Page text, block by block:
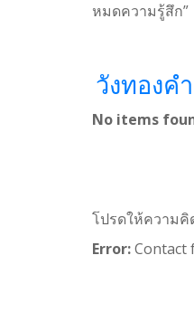
หมดความรู้สึก”
วังทองค
No items
โปรดให้ความ
Error:Contact